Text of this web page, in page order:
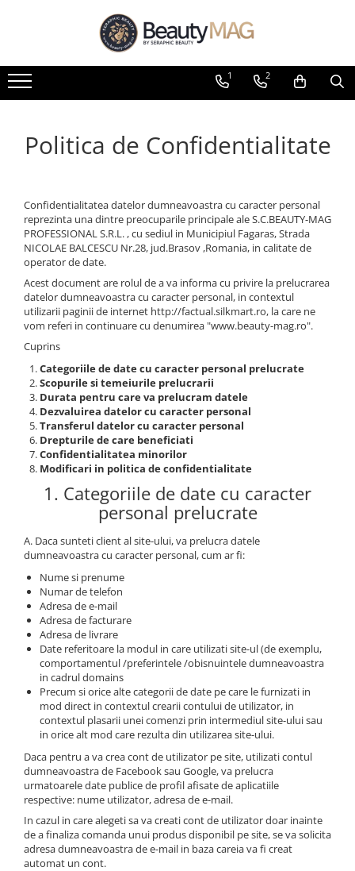
Biacre Source of Beauty
Kinetics Nail Systems
Kalentin
Manichiură/Pedichiură
Oja clasica
Nuante
Colectii
Topuri & Baze
Nuante
NOU! Baze Fiber
Tratamente / Ingrijirea unghiei
Ingrijirea pielii
Tratamente SPA
Geluri de Constructie
Gel In Bottle
Clasic Gel Medium
Jelly Gel Medium
Jelly Gel Strong
Vopsea profesională permanentă
Vopsea Directa - iPigments
Pudra decoloranta
Hidratare
Întreținerea Culorii
Restructurare
Volum
Întreținere Blond
Detox
Anti-Cădere
Uz Zilnic
Tratament Filler cu Acid Hyaluronic
Păr Creț
Păr Drept
Puro Sole (protectie solara)
Scalp
Styling
iSmooth Îndreptare Permanentă
LUCE Tratament
Laminare/Reconstructie
Ingrijire barbati
Ingrijirea Parului
Styling
Ingrijire Faciala si Corporala
1 2
Politica de Confidentialitate
Confidentialitatea datelor dumneavoastra cu caracter personal
reprezinta una dintre preocuparile principale ale S.C.BEAUTY-MAG
PROFESSIONAL S.R.L. , cu sediul in Municipiul Fagaras, Strada
NICOLAE BALCESCU Nr.28, jud.Brasov ,Romania, in calitate de
operator de date.
Acest document are rolul de a va informa cu privire la prelucrarea
datelor dumneavoastra cu caracter personal, in contextul
utilizarii paginii de internet http://factual.silkmart.ro, la care ne
vom referi in continuare cu denumirea "www.beauty-mag.ro".
Cuprins
Categoriile de date cu caracter personal prelucrate
Scopurile si temeiurile prelucrarii
Durata pentru care va prelucram datele
Dezvaluirea datelor cu caracter personal
Transferul datelor cu caracter personal
Drepturile de care beneficiati
Confidentialitatea minorilor
Modificari in politica de confidentialitate
1. Categoriile de date cu caracter
personal prelucrate
A. Daca sunteti client al site-ului, va prelucra datele
dumneavoastra cu caracter personal, cum ar fi:
Nume si prenume
Numar de telefon
Adresa de e-mail
Adresa de facturare
Adresa de livrare
Date referitoare la modul in care utilizati site-ul (de exemplu,
comportamentul /preferintele /obisnuintele dumneavoastra
in cadrul domains
Precum si orice alte categorii de date pe care le furnizati in
mod direct in contextul crearii contului de utilizator, in
contextul plasarii unei comenzi prin intermediul site-ului sau
in orice alt mod care rezulta din utilizarea site-ului.
Daca pentru a va crea cont de utilizator pe site, utilizati contul
dumneavoastra de Facebook sau Google, va prelucra
urmatoarele date publice de profil afisate de aplicatiile
respective: nume utilizator, adresa de e-mail.
In cazul in care alegeti sa va creati cont de utilizator doar inainte
de a finaliza comanda unui produs disponibil pe site, se va solicita
adresa dumneavoastra de e-mail in baza careia va fi creat
automat un cont.